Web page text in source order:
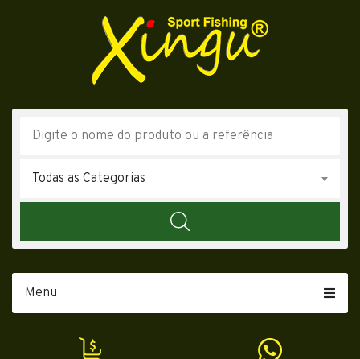
Todas as Categorias
Menu